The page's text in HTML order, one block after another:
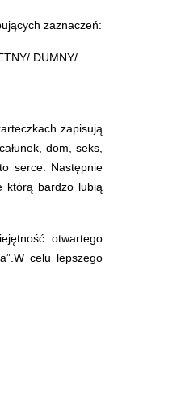
zaznaczeń:
DUMNY/
zapisują
dom, seks,
serce. Następnie
którą bardzo lubią
otwartego
celu lepszego